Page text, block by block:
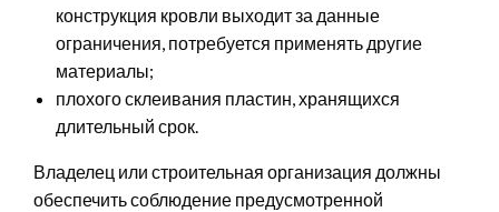
конструкция кровли выходит за данные
ограничения, потребуется применять другие
материалы;
плохого склеивания пластин, хранящихся
длительный срок.
Владелец или строительная организация должны
обеспечить соблюдение предусмотренной